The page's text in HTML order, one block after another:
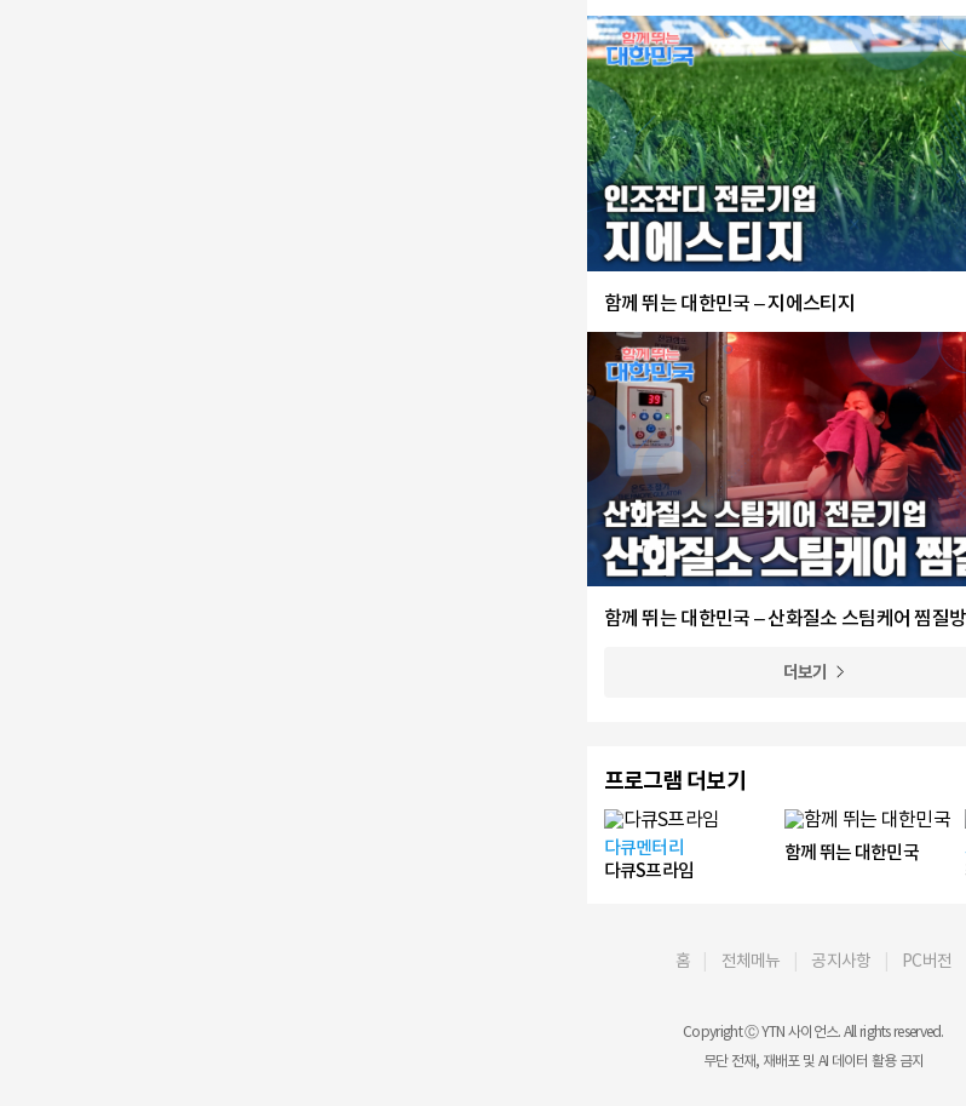
함께 뛰는 대한민국 – 지에스티지
함께 뛰는 대한민국 – 산화질소 스팀케어 찜질방
더보기
프로그램 더보기
다큐멘터리
다큐S프라임
함께 뛰는 대한민국
홈 전체메뉴 공지사항 PC버전
Copyright Ⓒ YTN 사이언스. All rights reserved.
무단 전재, 재배포 및 AI 데이터 활용 금지